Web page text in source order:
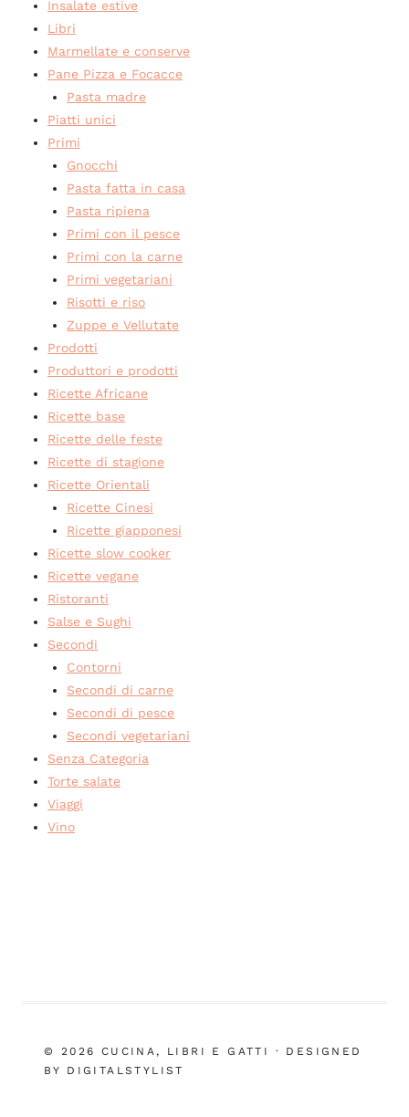
Insalate estive
Libri
Marmellate e conserve
Pane Pizza e Focacce
Pasta madre
Piatti unici
Primi
Gnocchi
Pasta fatta in casa
Pasta ripiena
Primi con il pesce
Primi con la carne
Primi vegetariani
Risotti e riso
Zuppe e Vellutate
Prodotti
Produttori e prodotti
Ricette Africane
Ricette base
Ricette delle feste
Ricette di stagione
Ricette Orientali
Ricette Cinesi
Ricette giapponesi
Ricette slow cooker
Ricette vegane
Ristoranti
Salse e Sughi
Secondi
Contorni
Secondi di carne
Secondi di pesce
Secondi vegetariani
Senza Categoria
Torte salate
Viaggi
Vino
© 2026 CUCINA, LIBRI E GATTI · DESIGNED
BY DIGITALSTYLIST